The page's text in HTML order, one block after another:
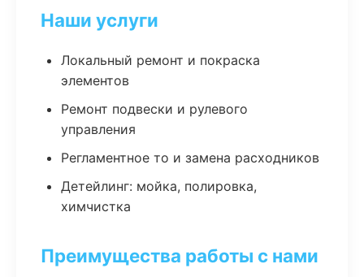
Наши услуги
Локальный ремонт и покраска
элементов
Ремонт подвески и рулевого
управления
Регламентное то и замена расходников
Детейлинг: мойка, полировка,
химчистка
Преимущества работы с нами